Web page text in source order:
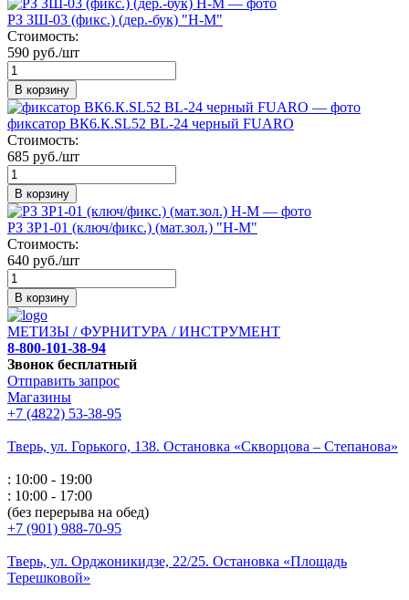
РЗ ЗШ-03 (фикс.) (дер.-бук) "Н-М"
Стоимость:
590 руб./шт
В корзину
фиксатор ВК6.К.SL52 BL-24 черный FUARO
Стоимость:
685 руб./шт
В корзину
РЗ ЗР1-01 (ключ/фикс.) (мат.зол.) "Н-М"
Стоимость:
640 руб./шт
В корзину
МЕТИЗЫ / ФУРНИТУРА / ИНСТРУМЕНТ
8-800-101-38-94
Звонок бесплатный
Отправить запрос
Магазины
+7 (4822) 53-38-95
Тверь, ул. Горького, 138. Остановка «Скворцова – Степанова»
: 10:00 - 19:00
: 10:00 - 17:00
(без перерыва на обед)
+7 (901) 988-70-95
Тверь, ул. Орджоникидзе, 22/25. Остановка «Площадь
Терешковой»